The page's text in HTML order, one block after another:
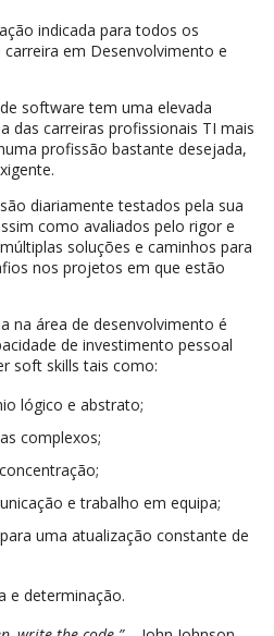
indicada para todos os
em Desenvolvimento e
software tem uma elevada
das carreiras profissionais TI mais
profissão bastante desejada,
diariamente testados pela sua
como avaliados pelo rigor e
soluções e caminhos para
nos projetos em que estão
na área de desenvolvimento é
de investimento pessoal
soft skills tais como:
lógico e abstrato;
complexos;
e trabalho em equipa;
uma atualização constante de
e determinação.